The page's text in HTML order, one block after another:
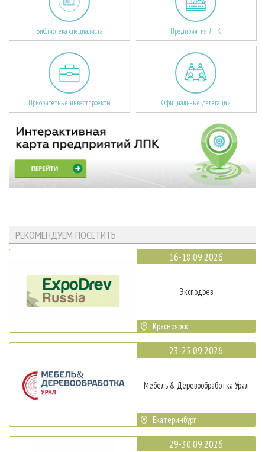
Библиотека специалиста Предприятия ЛПК
Приоритетные инвестпроекты Официальные делегации
РЕКОМЕНДУЕМ ПОСЕТИТЬ
16-18.09.2026
Эксподрев
Красноярск
23-25.09.2026
Мебель & Деревообработка Урал
Екатеринбург
29-30.09.2026